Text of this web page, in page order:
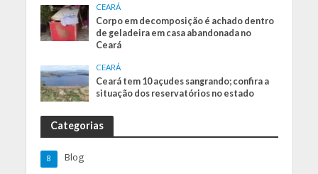
CEARÁ
Corpo em decomposição é achado dentro
de geladeira em casa abandonada no
Ceará
CEARÁ
Ceará tem 10 açudes sangrando; confira a
situação dos reservatórios no estado
Categorias
Blog
8